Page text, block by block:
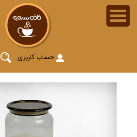
حساب کاربری